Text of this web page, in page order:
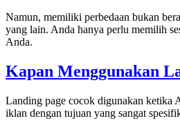
Namun, memiliki perbedaan bukan
yang lain. Anda hanya perlu memilih
Anda.
Kapan Menggunakan
Landing page cocok digunakan ketika
iklan dengan tujuan yang sangat